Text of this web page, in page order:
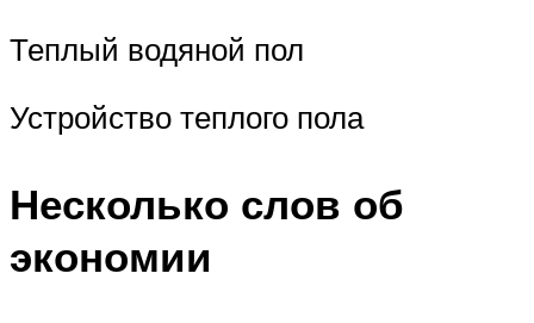
Теплый водяной пол
Устройство теплого пола
Несколько слов об
экономии